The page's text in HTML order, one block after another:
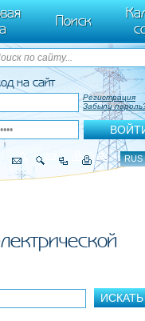
Поиск
на сайт
Регистрация
Забыли
RUS